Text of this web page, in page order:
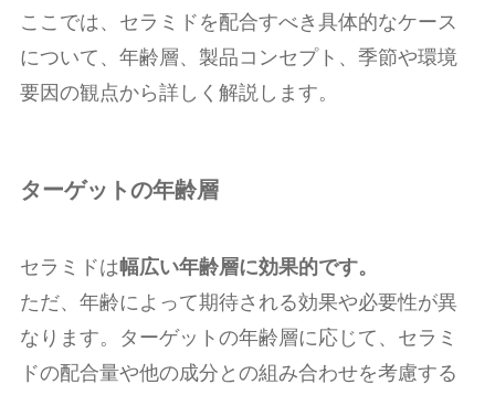
ここでは、セラミドを配合すべき具体的なケース
について、年齢層、製品コンセプト、季節や環境
要因の観点から詳しく解説します。
ターゲットの年齢層
セラミドは幅広い年齢層に効果的です。
ただ、年齢によって期待される効果や必要性が異
なります。ターゲットの年齢層に応じて、セラミ
ドの配合量や他の成分との組み合わせを考慮する